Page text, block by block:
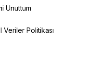
Unuttum
Veriler Politikası